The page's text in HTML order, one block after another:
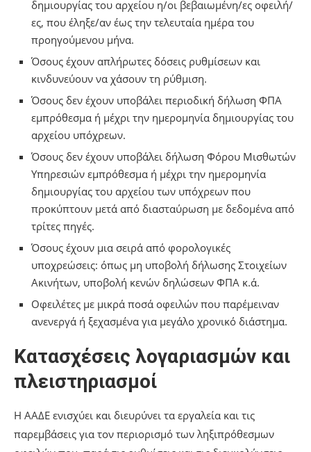
δημιουργίας του αρχείου η/οι βεβαιωμένη/ες οφειλή/
ες, που έληξε/αν έως την τελευταία ημέρα του
προηγούμενου μήνα.
Όσους έχουν απλήρωτες δόσεις ρυθμίσεων και
κινδυνεύουν να χάσουν τη ρύθμιση.
Όσους δεν έχουν υποβάλει περιοδική δήλωση ΦΠΑ
εμπρόθεσμα ή μέχρι την ημερομηνία δημιουργίας του
αρχείου υπόχρεων.
Όσους δεν έχουν υποβάλει δήλωση Φόρου Μισθωτών
Υπηρεσιών εμπρόθεσμα ή μέχρι την ημερομηνία
δημιουργίας του αρχείου των υπόχρεων που
προκύπτουν μετά από διασταύρωση με δεδομένα από
τρίτες πηγές.
Όσους έχουν μια σειρά από φορολογικές
υποχρεώσεις: όπως μη υποβολή δήλωσης Στοιχείων
Ακινήτων, υποβολή κενών δηλώσεων ΦΠΑ κ.ά.
Οφειλέτες με μικρά ποσά οφειλών που παρέμειναν
ανενεργά ή ξεχασμένα για μεγάλο χρονικό διάστημα.
Κατασχέσεις λογαριασμών και
πλειστηριασμοί
Η ΑΑΔΕ ενισχύει και διευρύνει τα εργαλεία και τις
παρεμβάσεις για τον περιορισμό των ληξιπρόθεσμων